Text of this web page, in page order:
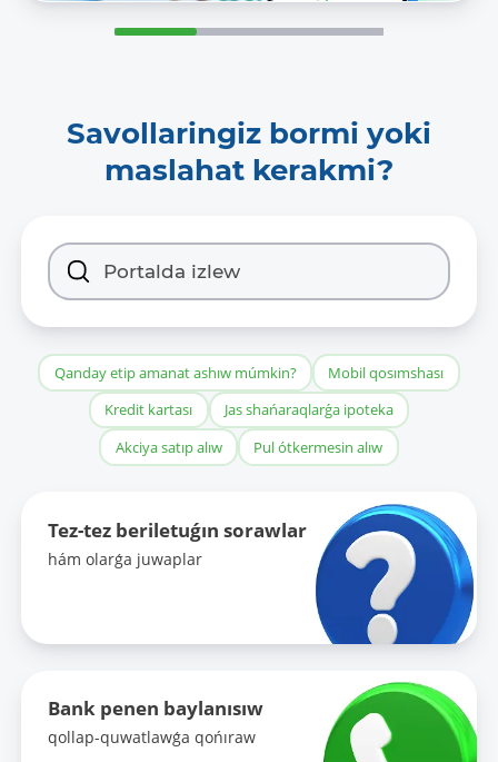
Savollaringiz bormi yoki
maslahat kerakmi?
Qanday etip amanat ashıw múmkin?
Mobil qosımshası
Kredit kartası
Jas shańaraqlarǵa ipoteka
Akciya satıp alıw
Pul ótkermesin alıw
Tez-tez beriletuǵın sorawlar
hám olarǵa juwaplar
Bank penen baylanısıw
qollap-quwatlawǵa qońıraw